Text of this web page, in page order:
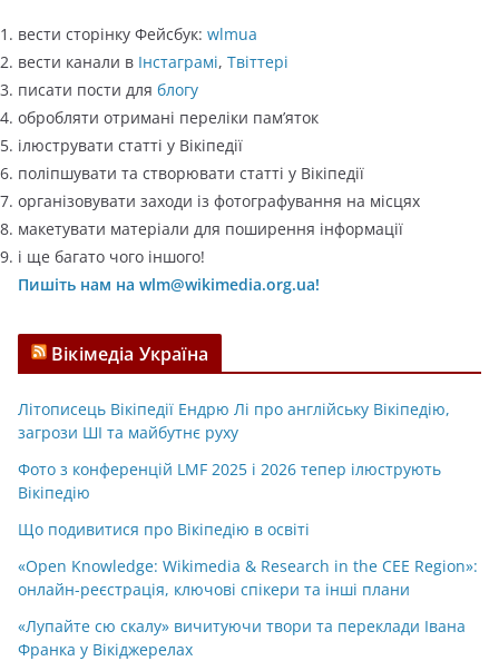
вести сторінку Фейсбук: wlmua
вести канали в Інстаграмі, Твіттері
писати пости для блогу
обробляти отримані переліки пам’яток
ілюструвати статті у Вікіпедії
поліпшувати та створювати статті у Вікіпедії
організовувати заходи із фотографування на місцях
макетувати матеріали для поширення інформації
і ще багато чого іншого!
Пишіть нам на wlm@wikimedia.org.ua!
Вікімедіа Україна
Літописець Вікіпедії Ендрю Лі про англійську Вікіпедію,
загрози ШІ та майбутнє руху
Фото з конференцій LMF 2025 і 2026 тепер ілюструють
Вікіпедію
Що подивитися про Вікіпедію в освіті
«Open Knowledge: Wikimedia & Research in the CEE Region»:
онлайн-реєстрація, ключові спікери та інші плани
«Лупайте сю скалу» вичитуючи твори та переклади Івана
Франка у Вікіджерелах